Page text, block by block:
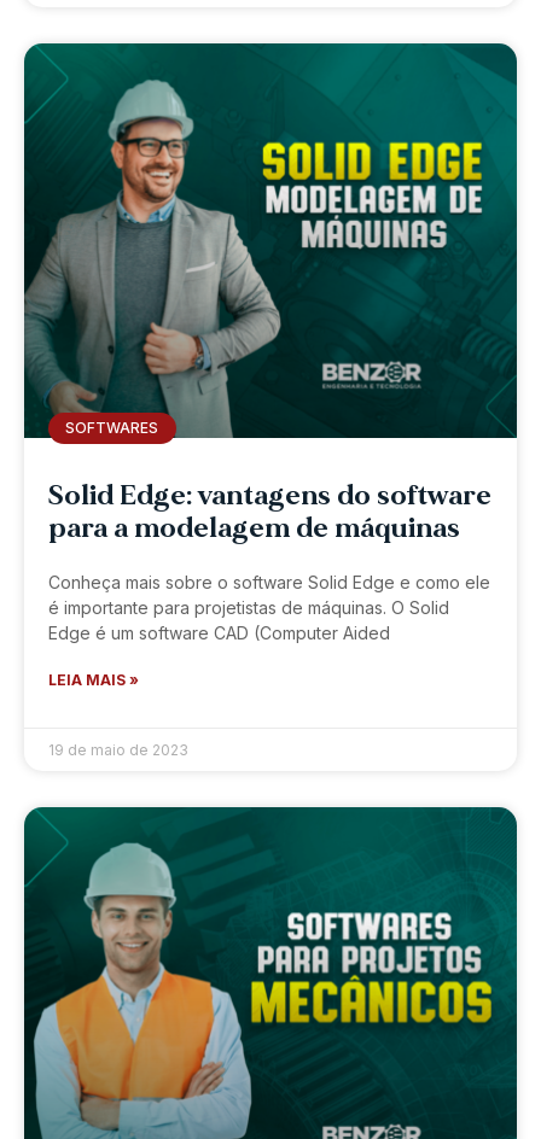
SOFTWARES
Solid Edge: vantagens do software
para a modelagem de máquinas
Conheça mais sobre o software Solid Edge e como ele
é importante para projetistas de máquinas. O Solid
Edge é um software CAD (Computer Aided
LEIA MAIS »
19 de maio de 2023